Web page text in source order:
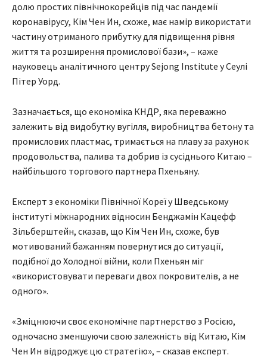
долю простих північнокорейців під час пандемії
коронавірусу, Кім Чен Ин, схоже, має намір використати
частину отриманого прибутку для підвищення рівня
життя та розширення промислової бази», – каже
науковець аналітичного центру Sejong Institute у Сеулі
Пітер Уорд.
Зазначається, що економіка КНДР, яка переважно
залежить від видобутку вугілля, виробництва бетону та
промислових пластмас, тримається на плаву за рахунок
продовольства, палива та добрив із сусіднього Китаю –
найбільшого торгового партнера Пхеньяну.
Експерт з економіки Північної Кореї у Шведському
інституті міжнародних відносин Бенджамін Кацефф
Зільберштейн, сказав, що Кім Чен Ин, схоже, був
мотивований бажанням повернутися до ситуації,
подібної до Холодної війни, коли Пхеньян міг
«використовувати переваги двох покровителів, а не
одного».
«Зміцнюючи своє економічне партнерство з Росією,
одночасно зменшуючи свою залежність від Китаю, Кім
Чен Ин відроджує цю стратегію», – сказав експерт.